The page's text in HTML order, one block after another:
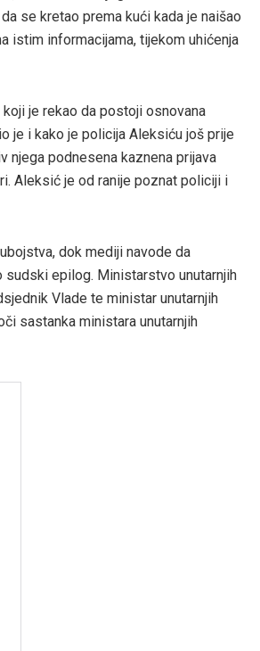
se kretao prema kući kada je naišao
istim informacijama, tijekom uhićenja
je rekao da postoji osnovana
je i kako je policija Aleksiću još prije
njega podnesena kaznena prijava
Aleksić je od ranije poznat policiji i
dok mediji navode da
epilog. Ministarstvo unutarnjih
Vlade te ministar unutarnjih
sastanka ministara unutarnjih